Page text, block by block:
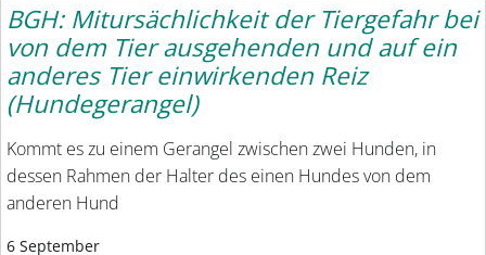
BGH: Mitursächlichkeit der Tiergefahr bei
von dem Tier ausgehenden und auf ein
anderes Tier einwirkenden Reiz
(Hundegerangel)
Kommt es zu einem Gerangel zwischen zwei Hunden, in
dessen Rahmen der Halter des einen Hundes von dem
anderen Hund
6 September